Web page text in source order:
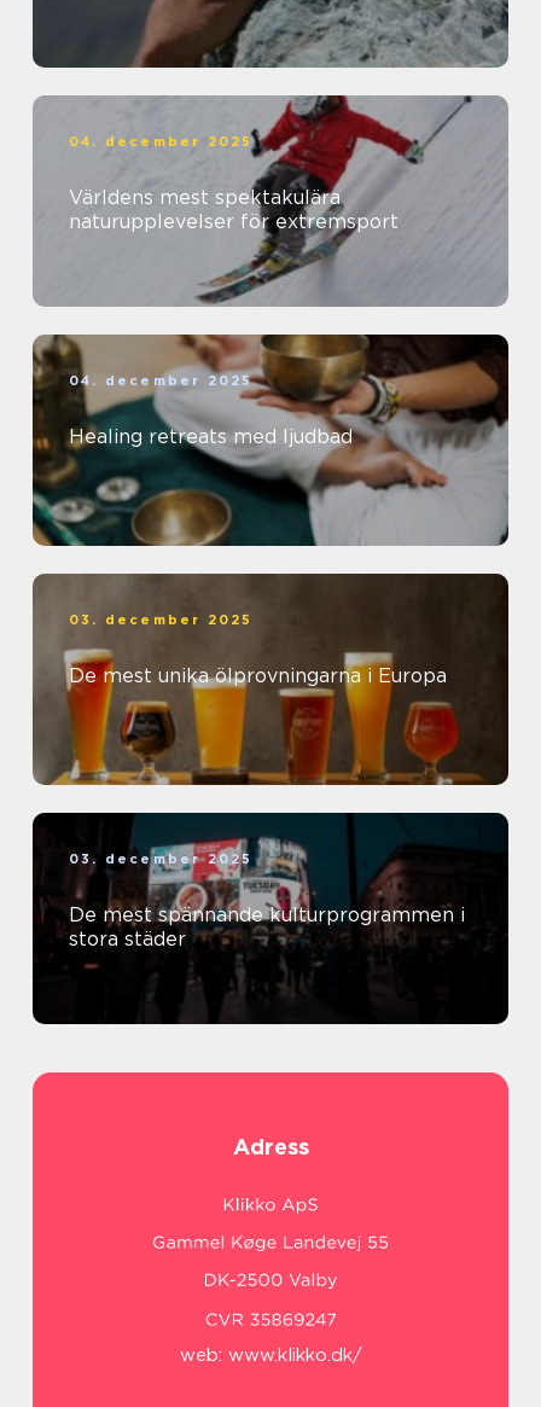
04. december 2025
Världens mest spektakulära
naturupplevelser för extremsport
04. december 2025
Healing retreats med ljudbad
03. december 2025
De mest unika ölprovningarna i Europa
03. december 2025
De mest spännande kulturprogrammen i
stora städer
Adress
web: www.klikko.dk/